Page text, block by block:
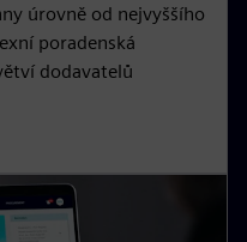
úrovně od nejvyššího
poradenská
dodavatelů